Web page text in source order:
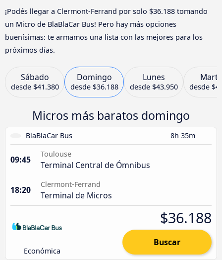
¡Podés llegar a Clermont-Ferrand por solo $36.188 tomando
un Micro de BlaBlaCar Bus! Pero hay más opciones
buenísimas: te armamos una lista con las mejores para los
próximos días.
Sábado
desde $41.380
Domingo
desde $36.188
Lunes
desde $43.950 desde
Micros más baratos domingo
BlaBlaCar Bus 8h 35m
09:45
Toulouse
Terminal Central de Ómnibus
18:20
Clermont-Ferrand
Terminal de Micros
Económica
$36.188
Buscar